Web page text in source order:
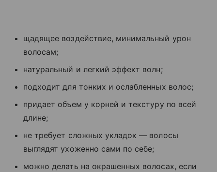
щадящее воздействие, минимальный урон
волосам;
натуральный и легкий эффект волн;
подходит для тонких и ослабленных волос;
придает объем у корней и текстуру по всей
длине;
не требует сложных укладок — волосы
выглядят ухоженно сами по себе;
можно делать на окрашенных волосах, если